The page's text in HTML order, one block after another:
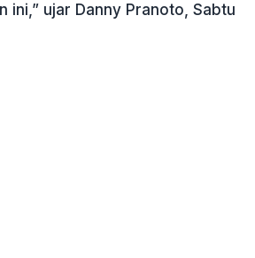
ini,” ujar Danny Pranoto, Sabtu